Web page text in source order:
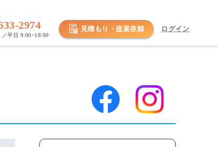
2974
／平日 9:00~18:00
見積もり・提案依頼 ログイン